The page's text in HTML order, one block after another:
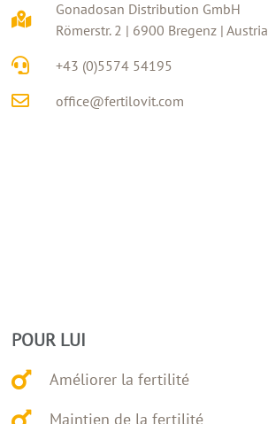
Gonadosan Distribution GmbH
Römerstr. 2 | 6900 Bregenz | Austria
+43 (0)5574 54195
office@fertilovit.com
POUR LUI
Améliorer la fertilité
Maintien de la fertilité